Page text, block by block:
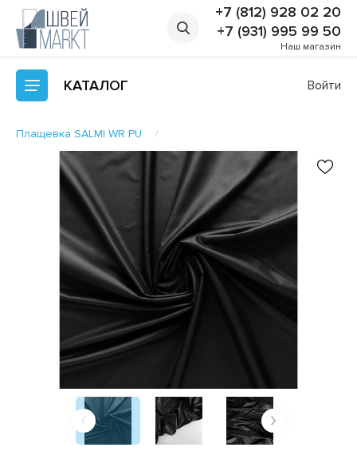
+7 (812) 928 02 20
+7 (931) 995 99 50
Наш магазин
КАТАЛОГ Войти
Плащевка SALMI WR PU